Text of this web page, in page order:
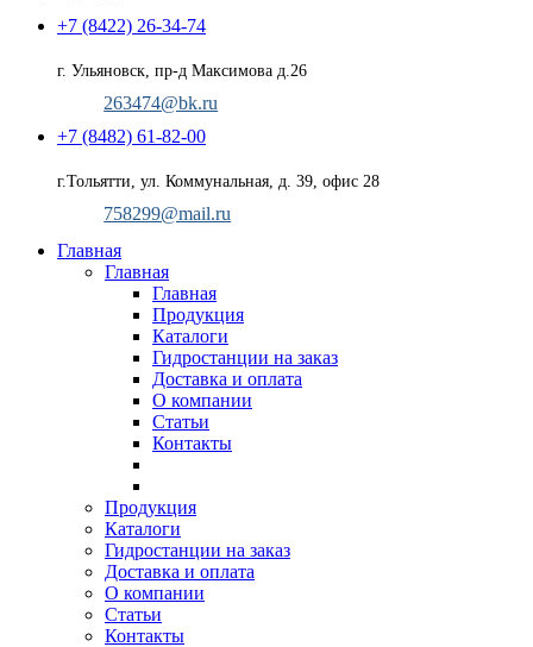
+7 (8422) 26-34-74
г. Ульяновск, пр-д Максимова д.26
263474@bk.ru
+7 (8482) 61-82-00
г.Тольятти, ул. Коммунальная, д. 39, офис 28
758299@mail.ru
Главная
Главная
Главная
Продукция
Каталоги
Гидростанции на заказ
Доставка и оплата
О компании
Статьи
Контакты
Продукция
Каталоги
Гидростанции на заказ
Доставка и оплата
О компании
Статьи
Контакты